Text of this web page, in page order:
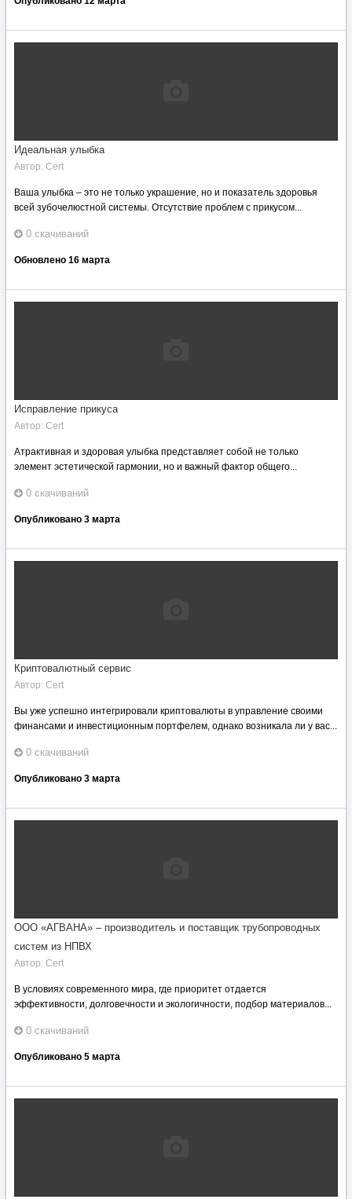
Идеальная улыбка
Автор: Cert
Ваша улыбка – это не только украшение, но и показатель здоровья
всей зубочелюстной системы. Отсутствие проблем с прикусом...
0 скачиваний
Обновлено 16 марта
Исправление прикуса
Автор: Cert
Атрактивная и здоровая улыбка представляет собой не только
элемент эстетической гармонии, но и важный фактор общего...
0 скачиваний
Опубликовано 3 марта
Криптовалютный сервис
Автор: Cert
Вы уже успешно интегрировали криптовалюты в управление своими
финансами и инвестиционным портфелем, однако возникала ли у вас...
0 скачиваний
Опубликовано 3 марта
ООО «АГВАНА» – производитель и поставщик трубопроводных
систем из НПВХ
Автор: Cert
В условиях современного мира, где приоритет отдается
эффективности, долговечности и экологичности, подбор материалов...
0 скачиваний
Опубликовано 5 марта